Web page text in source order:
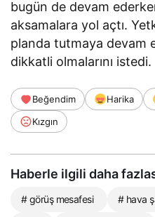
bugün de devam
aksamalara yol açtı.
planda tutmaya devam
dikkatli olmalarını istedi.
Beğendim Harika
Kızgın
Haberle ilgili daha
# görüş mesafesi # hava